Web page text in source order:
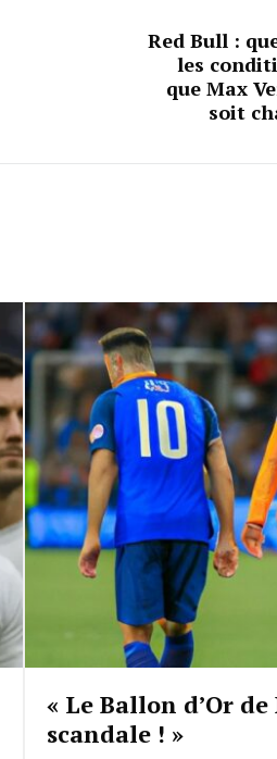
Red Bull :
les
que Max
soit
« Le Ballon d’Or
scandale ! »